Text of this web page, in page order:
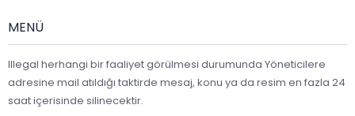
MENÜ
Illegal herhangi bir faaliyet görülmesi durumunda Yöneticilere
adresine mail atıldığı taktirde mesaj, konu ya da resim en fazla 24
saat içerisinde silinecektir.